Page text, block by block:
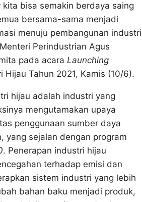
bisa semakin berdaya saing
bersama-sama menjadi
menuju pembangunan industri
Perindustrian Agus
pada acara Launching
Hijau Tahun 2021, Kamis (10/6).
hijau adalah industri yang
mengutamakan upaya
penggunaan sumber daya
yang sejalan dengan program
. Penerapan industri hijau
terhadap emisi dan
sistem industri yang lebih
bahan baku menjadi produk,